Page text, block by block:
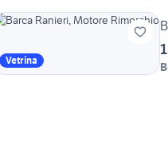
Vetrina